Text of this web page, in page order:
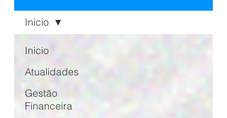
Inicio
Atualidades
Gestão
Financeira
Inicio